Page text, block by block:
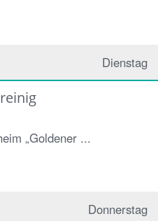
Dienstag
„Goldener ...
Donnerstag